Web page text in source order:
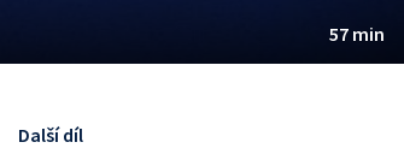
57 min
Další díl